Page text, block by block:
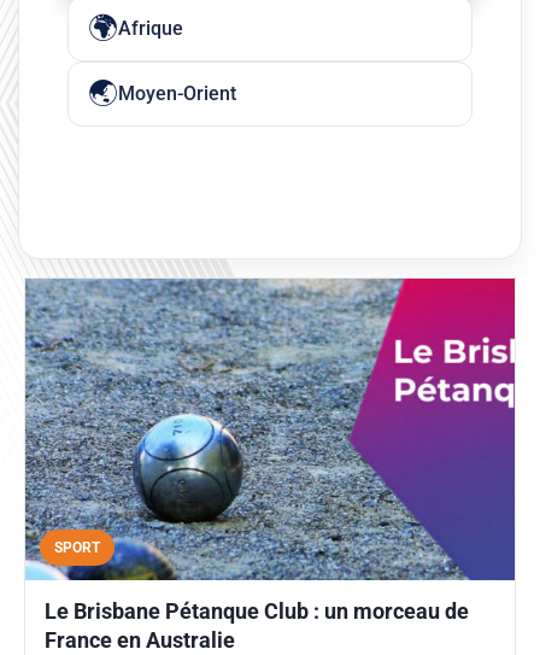
Afrique
Moyen-Orient
SPORT
Le Brisbane Pétanque Club : un morceau de
France en Australie